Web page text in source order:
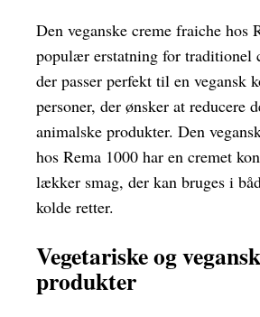
Den veganske creme fraiche hos
populær erstatning for traditionel
der passer perfekt til en vegansk
personer, der ønsker at reducere
animalske produkter. Den
hos Rema 1000 har en cremet
lækker smag, der kan bruges i
kolde retter.
Vegetariske og
produkter